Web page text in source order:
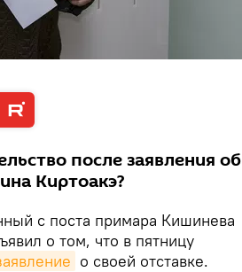
после заявления об
Киртоакэ?
с поста примара Кишинева
о том, что в пятницу
о своей отставке.